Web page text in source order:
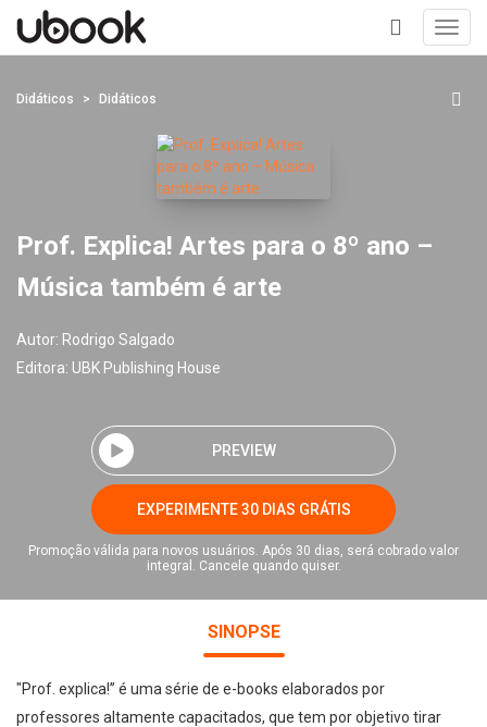
+
Didáticos Didáticos
Prof. Explica! Artes para o 8º ano –
Música também é arte
Autor: Rodrigo Salgado
Editora: UBK Publishing House
PREVIEW
EXPERIMENTE 30 DIAS GRÁTIS
Promoção válida para novos usuários. Após 30 dias, será cobrado valor
integral. Cancele quando quiser.
SINOPSE
"Prof. explica!” é uma série de e-books elaborados por
professores altamente capacitados, que tem por objetivo tirar